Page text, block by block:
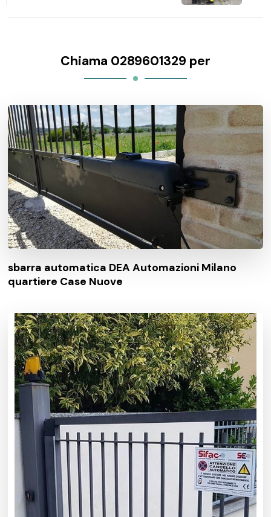
Chiama 0289601329 per
sbarra automatica DEA Automazioni Milano
quartiere Case Nuove